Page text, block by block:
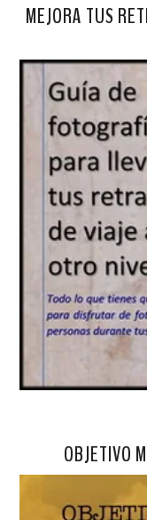
MEJORA TUS
OBJETIVO